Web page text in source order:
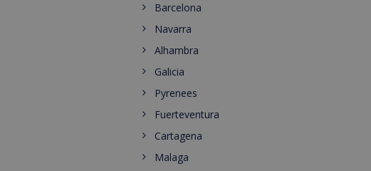
Barcelona
Navarra
Alhambra
Galicia
Pyrenees
Fuerteventura
Cartagena
Malaga